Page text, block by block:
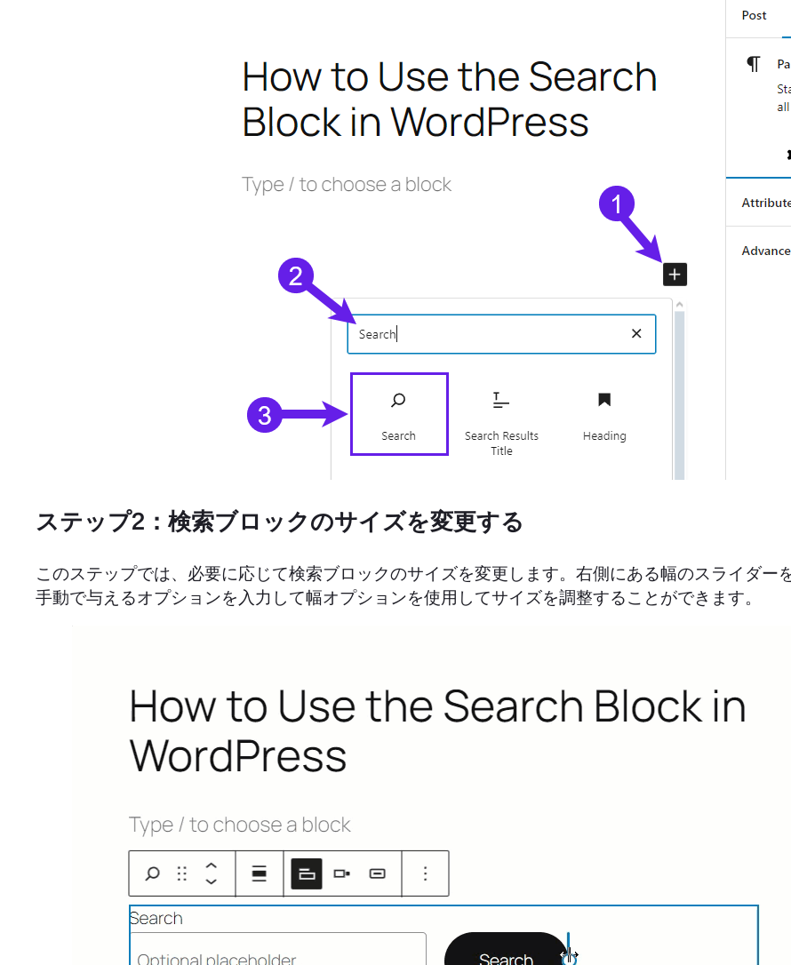
ステップ2：検索ブロックのサイズを変更する
このステップでは、必要に応じて検索ブロックのサイズを変更します。右側にある幅のスライダー
手動で与えるオプションを入力して幅オプションを使用してサイズを調整することができます。